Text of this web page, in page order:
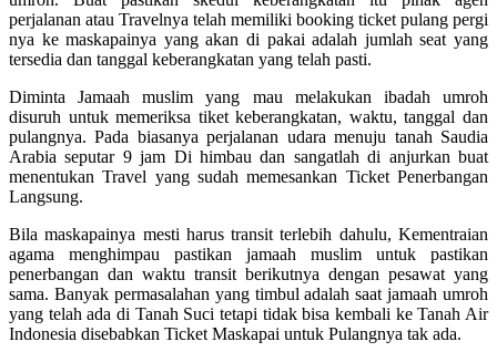
perjalanan atau Travelnya telah memiliki booking ticket pulang pergi
nya ke maskapainya yang akan di pakai adalah jumlah seat yang
tersedia dan tanggal keberangkatan yang telah pasti.
Diminta Jamaah muslim yang mau melakukan ibadah umroh
disuruh untuk memeriksa tiket keberangkatan, waktu, tanggal dan
pulangnya. Pada biasanya perjalanan udara menuju tanah Saudia
Arabia seputar 9 jam Di himbau dan sangatlah di anjurkan buat
menentukan Travel yang sudah memesankan Ticket Penerbangan
Langsung.
Bila maskapainya mesti harus transit terlebih dahulu, Kementraian
agama menghimpau pastikan jamaah muslim untuk pastikan
penerbangan dan waktu transit berikutnya dengan pesawat yang
sama. Banyak permasalahan yang timbul adalah saat jamaah umroh
yang telah ada di Tanah Suci tetapi tidak bisa kembali ke Tanah Air
Indonesia disebabkan Ticket Maskapai untuk Pulangnya tak ada.